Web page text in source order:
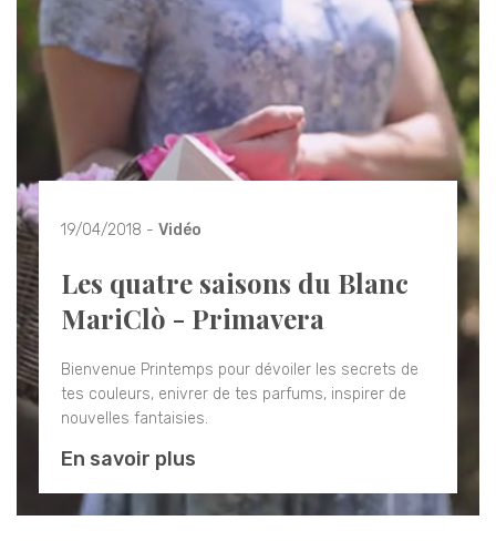
19/04/2018 - Vidéo
Les quatre saisons du Blanc
MariClò - Primavera
Bienvenue Printemps pour dévoiler les secrets de
tes couleurs, enivrer de tes parfums, inspirer de
nouvelles fantaisies.
En savoir plus